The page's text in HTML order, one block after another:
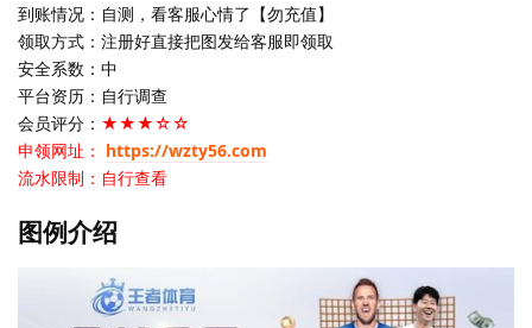
到账情况：自测，看客服心情了【勿充值】
领取方式：注册好直接把图发给客服即领取
安全系数：中
平台资历：自行调查
会员评分： ★★★☆☆
申领网址： https://wzty56.com
流水限制：自行查看
图例介绍